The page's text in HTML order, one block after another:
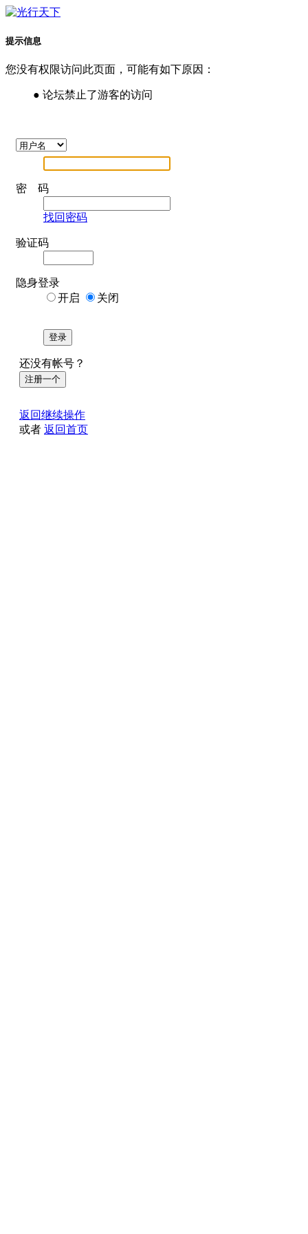
提示信息
您没有权限访问此页面，可能有如下原因：
● 论坛禁止了游客的访问
密 码
找回密码
验证码
隐身登录
开启
关闭
登录
还没有帐号？
注册一个
返回继续操作
或者 返回首页